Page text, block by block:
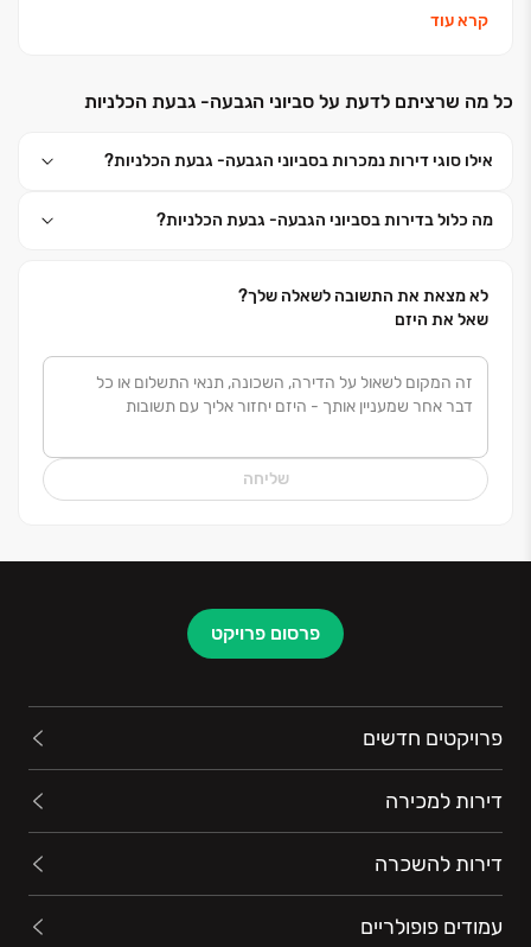
אנחנו נבנה את העתיד שלכם וניתן לכם מענה בכל עולמות
כי אפריקה ישראל מגורים זה בית לחיים.
קרא עוד
כל מה שרציתם לדעת על סביוני הגבעה- גבעת הכלניות
אילו סוגי דירות נמכרות בסביוני הגבעה- גבעת הכלניות?
מה כלול בדירות בסביוני הגבעה- גבעת הכלניות?
לא מצאת את התשובה לשאלה שלך?
שאל את היזם
שליחה
פרסום פרויקט
פרויקטים חדשים
דירות למכירה
דירות להשכרה
עמודים פופולריים